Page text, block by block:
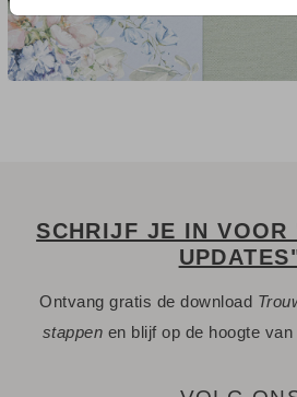
SCHRIJF JE IN
Ontvang gratis de download
stappen en blijf op de hoogte